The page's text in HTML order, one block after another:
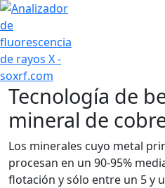
Tecnología de
mineral de
Los minerales cuyo metal
procesan en un 90-95%
flotación y sólo entre un 5 y